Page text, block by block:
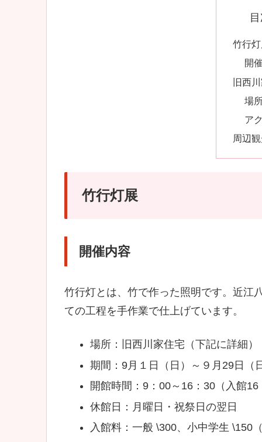
竹行
開
旧西
場
ア
周辺
竹行灯展
開催内容
竹行灯とは、竹で作った照明です。近江
ての工程を手作業で仕上げています。
場所：旧西川家住宅（下記に詳細）
期間：9月１日（日）～９月29日（
開館時間：9：00～16：30（入館16
休館日：月曜日・祝祭日の翌日
入館料：一般 \300、小中学生 \150